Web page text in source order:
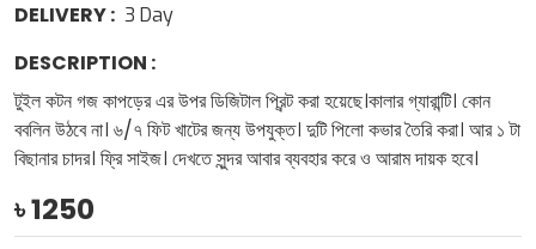
DELIVERY: 3 Day
DESCRIPTION :
টুইল কটন গজ কাপড়ের এর উপর ডিজিটাল প্রিন্ট করা হয়েছে।কালার গ্যারান্টি। কোন
ববলিন উঠবে না। ৬/৭ ফিট খাটের জন্য উপযুক্ত। দুটি পিলো কভার তৈরি করা। আর ১ টা
বিছানার চাদর। ফ্রি সাইজ। দেখতে সুন্দর আবার ব্যবহার করে ও আরাম দায়ক হবে।
৳1250